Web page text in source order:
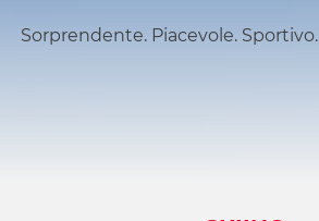
Sorprendente. Piacevole. Sportivo.